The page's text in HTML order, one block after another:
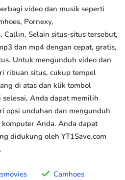
video dan musik seperti
Pornexy,
Callin. Selain situs-situs tersebut,
dan mp4 dengan cepat, gratis,
Untuk mengunduh video dan
ribuan situs, cukup tempel
di atas dan klik tombol
Anda dapat memilih
opsi unduhan dan mengunduh
Anda. Anda dapat
didukung oleh YT1Save.com
Camhoes